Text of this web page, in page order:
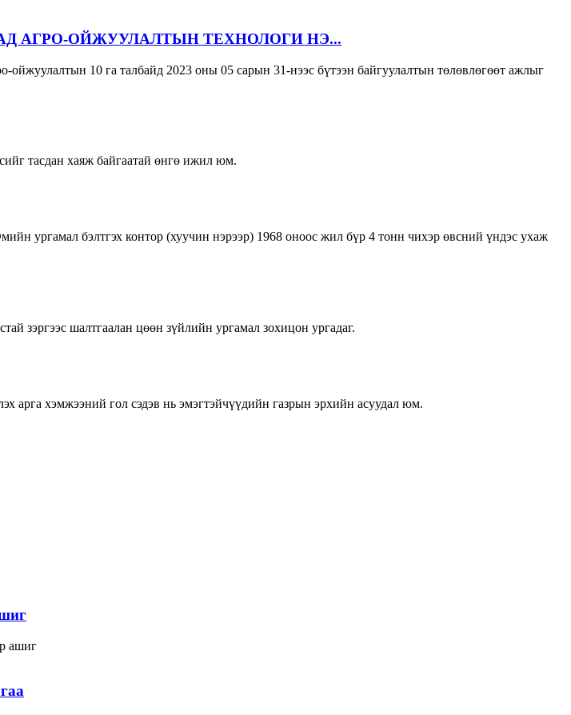
АГРО-ОЙЖУУЛАЛТЫН ТЕХНОЛОГИ НЭ...
10 га талбайд 2023 оны 05 сарын 31-нээс бүтээн байгуулалтын төлөвлөгөөт ажлыг
тасдан хаяж байгаатай өнгө ижил юм.
ургамал бэлтгэх контор (хуучин нэрээр) 1968 оноос жил бүр 4 тонн чихэр өвсний үндэс ухаж
зэргээс шалтгаалан цөөн зүйлийн ургамал зохицон ургадаг.
арга хэмжээний гол сэдэв нь эмэгтэйчүүдийн газрын эрхийн асуудал юм.
ашиг